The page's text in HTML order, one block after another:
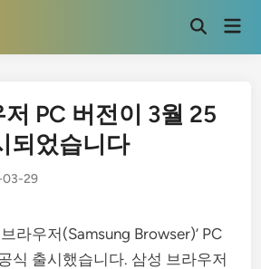
Open
PC 버전이 3월 25
되었습니다
29
라우저(Samsung Browser)’ PC
식 출시했습니다. 삼성 브라우저